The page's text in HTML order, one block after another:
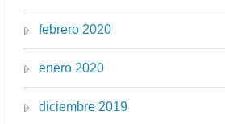
febrero 2020
enero 2020
diciembre 2019